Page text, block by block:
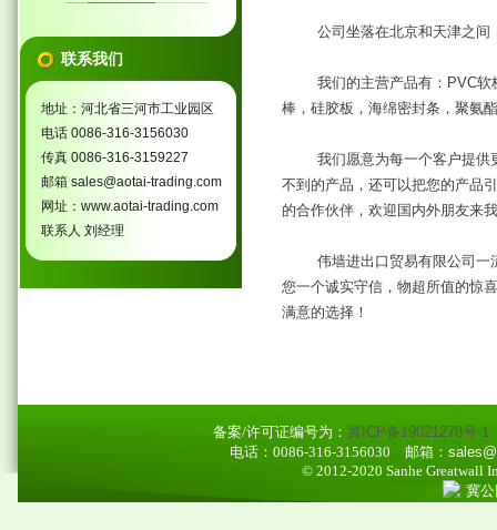
联系我们
地址：河北省三河市工业园区
电话 0086-316-3156030
传真 0086-316-3159227
邮箱 sales@aotai-trading.com
网址：www.aotai-trading.com
联系人 刘经理
公司坐落在北京和天津之间
我们的主营产品有：PVC
棒，硅胶板，海绵密封条，聚氨
我们愿意为每一个客户提供
不到的产品，还可以把您的产品
的合作伙伴，欢迎国内外朋友来
伟墙进出口贸易有限公司一
您一个诚实守信，物超所值的惊
满意的选择！
备案/许可证编号为： 冀ICP备19021278号-1
电话：0086-316-3156030 邮箱：
© 2012-2020 Sanhe Greatwall
冀